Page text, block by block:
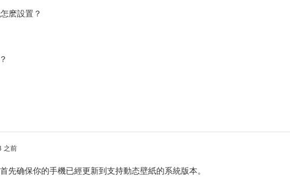
麽設置？
之前
先确保你的手機已經更新到支持動态壁紙的系統版本。